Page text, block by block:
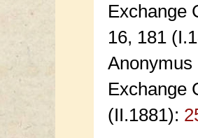
Exchange
16, 181
Anonymus
Exchange
(II.1881):